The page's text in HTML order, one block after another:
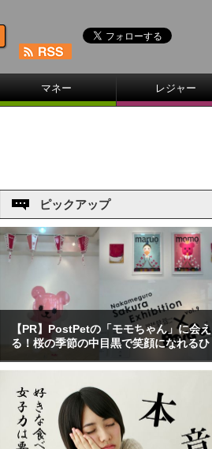
マネー レジャー
ピックアップ
【PR】PostPetの「モモちゃん」に会え
る！桜の季節の中目黒で笑顔になれるひ